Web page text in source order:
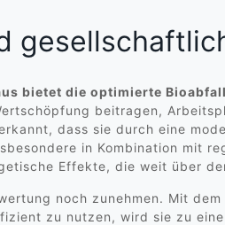
bietet die optimierte
beitragen,
dass sie durch eine
in Kombination mit
Effekte, die weit über
noch zunehmen. Mit
zu nutzen, wird sie zu